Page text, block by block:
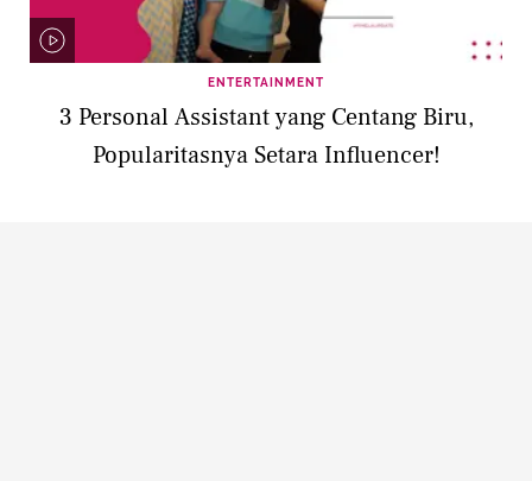
ENTERTAINMENT
3 Personal Assistant yang Centang Biru,
Popularitasnya Setara Influencer!